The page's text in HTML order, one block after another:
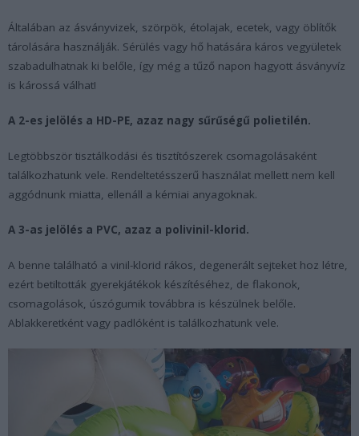
Általában az ásványvizek, szörpök, étolajak, ecetek, vagy öblítők
tárolására használják. Sérülés vagy hő hatására káros vegyületek
szabadulhatnak ki belőle, így még a tűző napon hagyott ásványvíz
is károssá válhat!
A 2-es jelölés a HD-PE, azaz nagy sűrűségű polietilén.
Legtöbbször tisztálkodási és tisztítószerek csomagolásaként
találkozhatunk vele. Rendeltetésszerű használat mellett nem kell
aggódnunk miatta, ellenáll a kémiai anyagoknak.
A 3-as jelölés a PVC, azaz a polivinil-klorid.
A benne található a vinil-klorid rákos, degenerált sejteket hoz létre,
ezért betiltották gyerekjátékok készítéséhez, de flakonok,
csomagolások, úszógumik továbbra is készülnek belőle.
Ablakkeretként vagy padlóként is találkozhatunk vele.